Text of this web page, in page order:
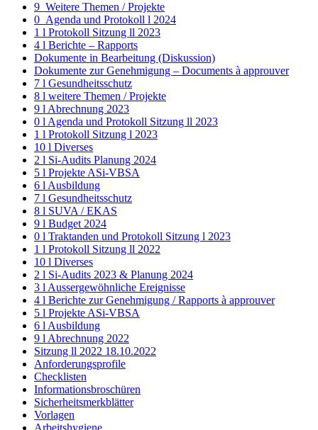
9_Weitere Themen / Projekte
0_Agenda und Protokoll l 2024
1 l Protokoll Sitzung ll 2023
4 l Berichte – Rapports
Dokumente in Bearbeitung (Diskussion)
Dokumente zur Genehmigung – Documents à approuver
7 l Gesundheitsschutz
8 l weitere Themen / Projekte
9 l Abrechnung 2023
0 l Agenda und Protokoll Sitzung ll 2023
1 l Protokoll Sitzung l 2023
10 l Diverses
2 l Si-Audits Planung 2024
5 l Projekte ASi-VBSA
6 l Ausbildung
7 l Gesundheitsschutz
8 l SUVA / EKAS
9 l Budget 2024
0 l Traktanden und Protokoll Sitzung l 2023
1 l Protokoll Sitzung ll 2022
10 l Diverses
2 l Si-Audits 2023 & Planung 2024
3 l Aussergewöhnliche Ereignisse
4 l Berichte zur Genehmigung / Rapports à approuver
5 l Projekte ASi-VBSA
6 l Ausbildung
9 l Abrechnung 2022
Sitzung ll 2022 18.10.2022
Anforderungsprofile
Checklisten
Informationsbroschüren
Sicherheitsmerkblätter
Vorlagen
Arbeitshygiene